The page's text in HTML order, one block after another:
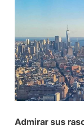
Admirar sus